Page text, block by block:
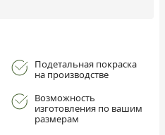
Подетальная покраска
на производстве
Возможность
изготовления по вашим
размерам